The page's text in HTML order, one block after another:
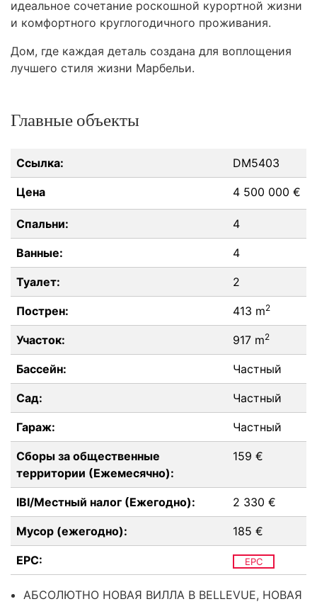
идеальное сочетание роскошной курортной жизни
и комфортного круглогодичного проживания.
Дом, где каждая деталь создана для воплощения
лучшего стиля жизни Марбельи.
Главные объекты
Ссылка: DM5403
Цена 4 500 000 €
Спальни: 4
Ванные: 4
Туалет: 2
Пострен: 413 m2
Участок: 917 m2
Бассейн: Частный
Сад: Частный
Гараж: Частный
Сборы за общественные
территории (Ежемесячно):
159 €
IBI/Местный налог (Ежегодно): 2 330 €
Мусор (ежегодно): 185 €
EPC: EPC
АБСОЛЮТНО НОВАЯ ВИЛЛА В BELLEVUE, НОВАЯ